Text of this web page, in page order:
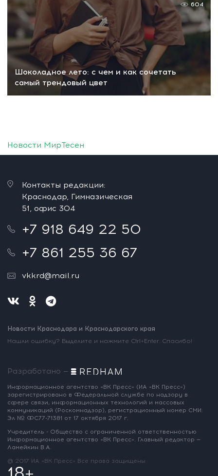
Шоколадное лето: с чем и как сочетать
самый трендовый цвет
604
Новости МирТесен
Контакты редакции:
Краснодар, Гимназическая
51, офис 304
+7 918 649 22 50
+7 861 255 36 67
vkkrd@mail.ru
Новости Краснодара и Краснодарского края
Нашли ошибку? Выделите и нажмите Ctrl+Enter. Спасибо!
Разработано —
Информационное агентство «ВК Пресс» (ИА «ВК Пресс»)
зарегистрировано в Федеральной службе по надзору в
сфере связи, информационных технологий и массовых
коммуникаций (Роскомнадзор), регистрационный номер СМИ:
Эл № ФС77-71381 от 17 октября 2017 г.
Учредитель - Общество с ограниченной ответственностью
Информационное агентство «ВК Пресс». Главный редактор —
Ламейкин В.А.
@ 2017 ИА «ВК Пресс» Все права защищены